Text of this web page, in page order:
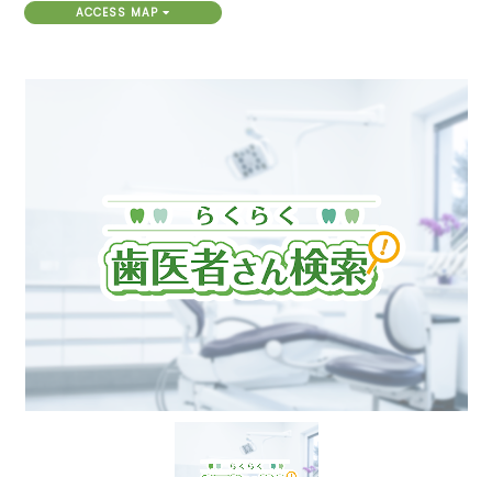
ACCESS MAP